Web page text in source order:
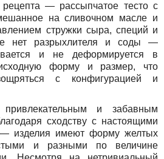
— рассыпчатое тесто с
на сливочном масле и
стружки сыра, специй и
нет разрыхлителя и соды —
и не деформируется в
исходную форму и размер, что
с конфигурацией и
и забавным
сходству с настоящими
изделия имеют форму желтых
и разными по величине